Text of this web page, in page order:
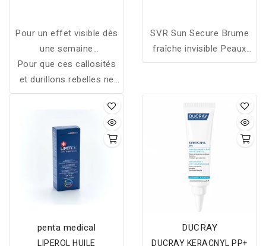
Pour un effet visible dès
une semaine
d'application, il est
primordial d'appliquer
cette crème sur les
quotidiennement.
Pour que ces callosités
et durillons rebelles ne
reparaissent plus vous
pouvez utiliser en plus de
cette crème une crème
préventive comme SVR
Xérial 30.
SVR Sun Secure Brume
fraîche invisible Peaux
hypersensibles au soleil
adulte Absorption rapide,
fini non gras SPF50+
penta medical
LIPEROL HUILE
DUCRAY
DUCRAY KERACNYL PP+